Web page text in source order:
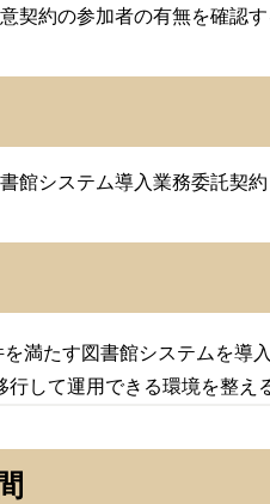
契約の参加者の有無を確認
館システム導入業務委託契約
満たす図書館システムを導
行して運用できる環境を整え